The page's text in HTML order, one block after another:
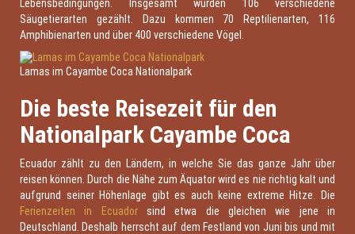
Lebensbedingungen. Insgesamt wurden 106 verschiedene
Säugetierarten gezählt. Dazu kommen 70 Reptilienarten, 116
Amphibienarten und über 400 verschiedene Vögel.
Lamas im Cayambe Coca Nationalpark
Die beste Reisezeit für den
Nationalpark Cayambe Coca
Ecuador zählt zu den Ländern, in welche Sie das ganze Jahr über
reisen können. Durch die Nähe zum Äquator wird es nie richtig kalt und
aufgrund seiner Höhenlage gibt es auch keine extreme Hitze. Die
Ferienzeiten in Ecuadorsind etwa die gleichen wie jene in
Deutschland. Deshalb herrscht auf dem Festland von Juni bis und mit